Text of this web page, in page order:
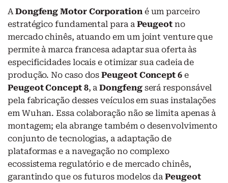
ADongfeng Motor Corporationé um parceiro
estratégico fundamental para a Peugeotno
mercado chinês, atuando em um joint venture que
permite à marca francesa adaptar sua oferta às
especificidades locais e otimizar sua cadeia de
produção. No caso dosPeugeot Concept 6e
Peugeot Concept 8, aDongfengserá responsável
pela fabricação desses veículos em suas instalações
em Wuhan. Essa colaboração não se limita apenas à
montagem; ela abrange também o desenvolvimento
conjunto de tecnologias, a adaptação de
plataformas e a navegação no complexo
ecossistema regulatório e de mercado chinês,
garantindo que os futuros modelos daPeugeot